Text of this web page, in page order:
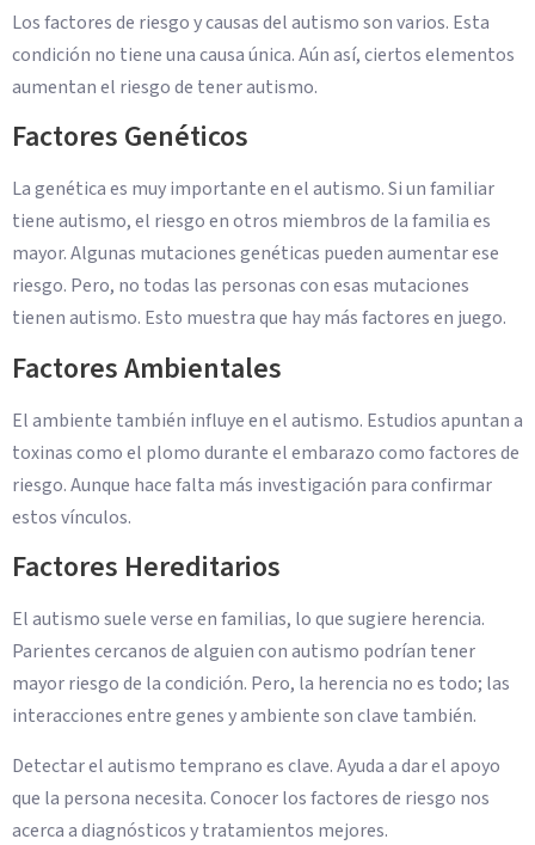
Los factores de riesgo y causas del autismo son varios. Esta
condición no tiene una causa única. Aún así, ciertos elementos
aumentan el riesgo de tener autismo.
Factores Genéticos
La genética es muy importante en el autismo. Si un familiar
tiene autismo, el riesgo en otros miembros de la familia es
mayor. Algunas mutaciones genéticas pueden aumentar ese
riesgo. Pero, no todas las personas con esas mutaciones
tienen autismo. Esto muestra que hay más factores en juego.
Factores Ambientales
El ambiente también influye en el autismo. Estudios apuntan a
toxinas como el plomo durante el embarazo como factores de
riesgo. Aunque hace falta más investigación para confirmar
estos vínculos.
Factores Hereditarios
El autismo suele verse en familias, lo que sugiere herencia.
Parientes cercanos de alguien con autismo podrían tener
mayor riesgo de la condición. Pero, la herencia no es todo; las
interacciones entre genes y ambiente son clave también.
Detectar el autismo temprano es clave. Ayuda a dar el apoyo
que la persona necesita. Conocer los factores de riesgo nos
acerca a diagnósticos y tratamientos mejores.